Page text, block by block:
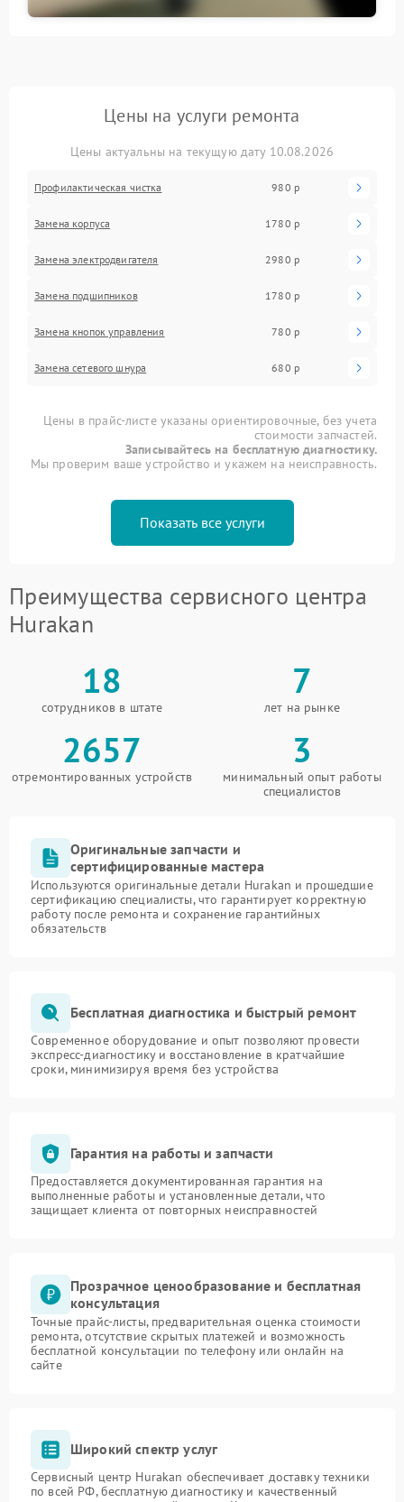
Цены на услуги ремонта
Цены актуальны на текущую дату 10.08.2026
Профилактическая чистка 980 р
Замена корпуса 1780 р
Замена электродвигателя 2980 р
Замена подшипников 1780 р
Замена кнопок управления 780 р
Замена сетевого шнура 680 р
Цены в прайс-листе указаны ориентировочные, без учета
стоимости запчастей.
Записывайтесь на бесплатную диагностику.
Мы проверим ваше устройство и укажем на неисправность.
Показать все услуги
Преимущества сервисного центра
Hurakan
18
сотрудников в штате
7
лет на рынке
2657
отремонтированных устройств
3
минимальный опыт работы
специалистов
Оригинальные запчасти и
сертифицированные мастера
Используются оригинальные детали Hurakan и прошедшие
сертификацию специалисты, что гарантирует корректную
работу после ремонта и сохранение гарантийных
обязательств
Бесплатная диагностика и быстрый ремонт
Современное оборудование и опыт позволяют провести
экспресс-диагностику и восстановление в кратчайшие
сроки, минимизируя время без устройства
Гарантия на работы и запчасти
Предоставляется документированная гарантия на
выполненные работы и установленные детали, что
защищает клиента от повторных неисправностей
Прозрачное ценообразование и бесплатная
консультация
Точные прайс-листы, предварительная оценка стоимости
ремонта, отсутствие скрытых платежей и возможность
бесплатной консультации по телефону или онлайн на
сайте
Широкий спектр услуг
Сервисный центр Hurakan обеспечивает доставку техники
по всей РФ, бесплатную диагностику и качественный